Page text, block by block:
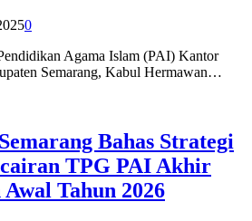
0
Agama Islam (PAI) Kantor
Semarang, Kabul Hermawan…
Bahas Strategi
TPG PAI Akhir
Tahun 2026